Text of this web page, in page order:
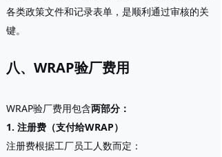
各类政策文件和记录表单，是顺利通过审核的关
键。
八、WRAP验厂费用
WRAP验厂费用包含两部分 ：
1. 注册费（支付给WRAP）
注册费根据工厂员工人数而定：